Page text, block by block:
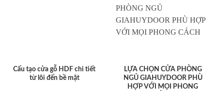
Cấu tạo cửa gỗ HDF chi tiết
từ lõi đến bề mặt
LỰA CHỌN CỬA PHÒNG
NGỦ GIAHUYDOOR PHÙ
HỢP VỚI MỌI PHONG